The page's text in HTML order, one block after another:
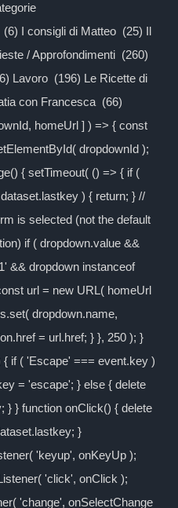
I consigli di Matteo (25) Il
/ Approfondimenti (260)
Lavoro (196) Le Ricette di
con Francesca (66)
homeUrl ] ) => { const
dropdownId );
{ setTimeout( () => { if (
) { return; } //
is selected (not the default
if ( dropdown.value &&
&& dropdown instanceof
url = new URL( homeUrl
dropdown.name,
= url.href; } }, 250 ); }
if ( 'Escape' === event.key )
= 'escape'; } else { delete
} } function onClick() { delete
}
'keyup', onKeyUp );
'click', onClick );
'change', onSelectChange